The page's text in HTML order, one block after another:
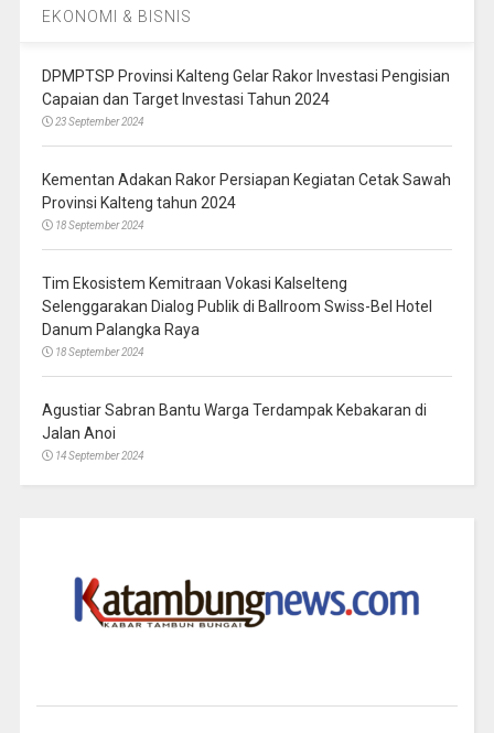
EKONOMI & BISNIS
DPMPTSP Provinsi Kalteng Gelar Rakor Investasi Pengisian
Capaian dan Target Investasi Tahun 2024
23 September 2024
Kementan Adakan Rakor Persiapan Kegiatan Cetak Sawah
Provinsi Kalteng tahun 2024
18 September 2024
Tim Ekosistem Kemitraan Vokasi Kalselteng
Selenggarakan Dialog Publik di Ballroom Swiss-Bel Hotel
Danum Palangka Raya
18 September 2024
Agustiar Sabran Bantu Warga Terdampak Kebakaran di
Jalan Anoi
14 September 2024